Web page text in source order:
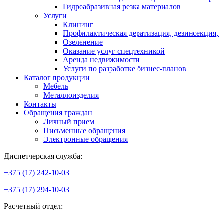
Гидроабразивная резка материалов
Услуги
Клининг
Профилактическая дератизация,
Озеленение
Оказание услуг спецтехникой
Аренда недвижимости
Услуги по разработке бизнес-планов
Каталог продукции
Мебель
Металлоизделия
Контакты
Обращения граждан
Личный прием
Письменные обращения
Электронные обращения
Диспетчерская служба:
+375 (17) 242-10-03
+375 (17) 294-10-03
Расчетный отдел: